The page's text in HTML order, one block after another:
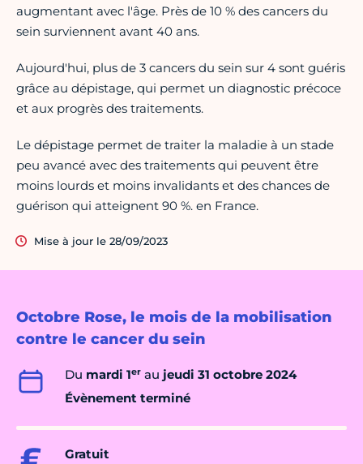
Octobre Rose, le mois de la mobilisation
contre le cancer du sein
Du mardi 1er au jeudi 31 octobre 2024
Évènement terminé
Gratuit
augmentant avec l'âge. Près de 10 % des cancers du
sein surviennent avant 40 ans.
Aujourd'hui, plus de 3 cancers du sein sur 4 sont guéris
grâce au dépistage, qui permet un diagnostic précoce
et aux progrès des traitements.
Le dépistage permet de traiter la maladie à un stade
peu avancé avec des traitements qui peuvent être
moins lourds et moins invalidants et des chances de
guérison qui atteignent 90 %. en France.
Mise à jour le 28/09/2023